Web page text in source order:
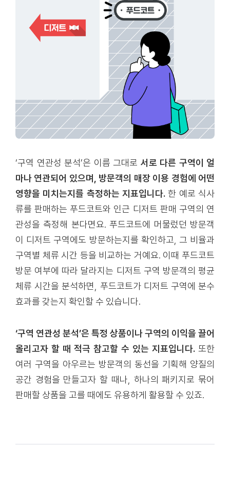
‘구역 연관성 분석’은 이름 그대로 서로 다른 구역이 얼
마나 연관되어 있으며, 방문객의 매장 이용 경험에 어떤
영향을 미치는지를 측정하는 지표입니다. 한 예로 식사
류를 판매하는 푸드코트와 인근 디저트 판매 구역의 연
관성을 측정해 본다면요. 푸드코트에 머물렀던 방문객
이 디저트 구역에도 방문하는지를 확인하고, 그 비율과
구역별 체류 시간 등을 비교하는 거예요. 이때 푸드코트
방문 여부에 따라 달라지는 디저트 구역 방문객의 평균
체류 시간을 분석하면, 푸드코트가 디저트 구역에 분수
효과를 갖는지 확인할 수 있습니다.
‘구역 연관성 분석’은 특정 상품이나 구역의 이익을 끌어
올리고자 할 때 적극 참고할 수 있는 지표입니다. 또한
여러 구역을 아우르는 방문객의 동선을 기획해 양질의
공간 경험을 만들고자 할 때나, 하나의 패키지로 묶어
판매할 상품을 고를 때에도 유용하게 활용할 수 있죠.